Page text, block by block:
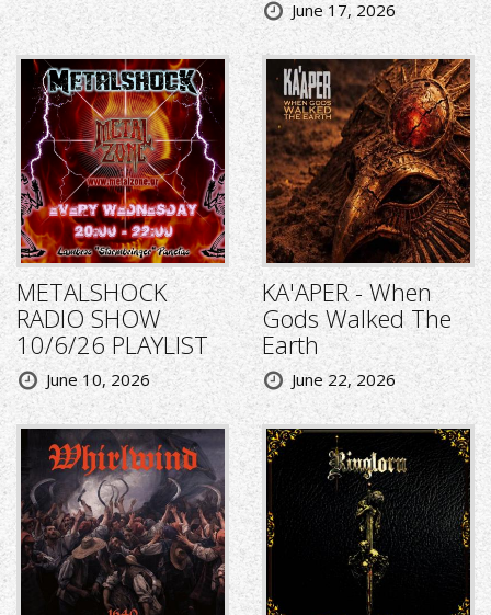
June 17, 2026
METALSHOCK
RADIO SHOW
10/6/26 PLAYLIST
June 10, 2026
KA'APER - When
Gods Walked The
Earth
June 22, 2026